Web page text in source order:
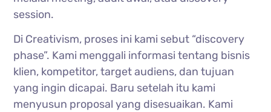
session.
Di Creativism, proses ini kami sebut “discovery
phase”. Kami menggali informasi tentang bisnis
klien, kompetitor, target audiens, dan tujuan
yang ingin dicapai. Baru setelah itu kami
menyusun proposal yang disesuaikan. Kami